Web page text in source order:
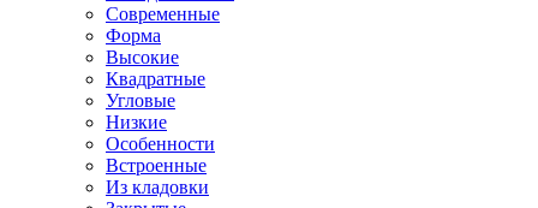
Современные
Форма
Высокие
Квадратные
Угловые
Низкие
Особенности
Встроенные
Из кладовки